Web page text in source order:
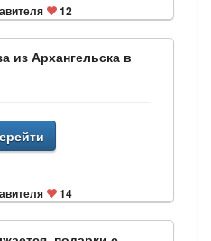
12
из Архангельска в
14